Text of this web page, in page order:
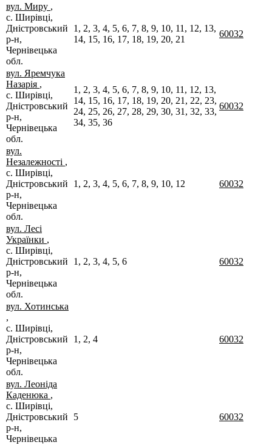
вул. Миру ,
с. Ширівці,
Дністровський
р-н,
Чернівецька
обл.
1, 2, 3, 4, 5, 6, 7, 8, 9, 10, 11, 12, 13,
14, 15, 16, 17, 18, 19, 20, 21
60032
вул. Яремчука
Назарія ,
с. Ширівці,
Дністровський
р-н,
Чернівецька
обл.
1, 2, 3, 4, 5, 6, 7, 8, 9, 10, 11, 12, 13,
14, 15, 16, 17, 18, 19, 20, 21, 22, 23,
24, 25, 26, 27, 28, 29, 30, 31, 32, 33,
34, 35, 36
60032
вул.
Незалежності ,
с. Ширівці,
Дністровський
р-н,
Чернівецька
обл.
1, 2, 3, 4, 5, 6, 7, 8, 9, 10, 12 60032
вул. Лесі
Українки ,
с. Ширівці,
Дністровський
р-н,
Чернівецька
обл.
1, 2, 3, 4, 5, 6 60032
вул. Хотинська
,
с. Ширівці,
Дністровський
р-н,
Чернівецька
обл.
1, 2, 4 60032
вул. Леоніда
Каденюка ,
с. Ширівці,
Дністровський
р-н,
Чернівецька
5 60032